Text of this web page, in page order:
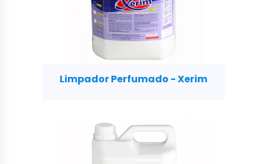
Limpador Perfumado - Xerim